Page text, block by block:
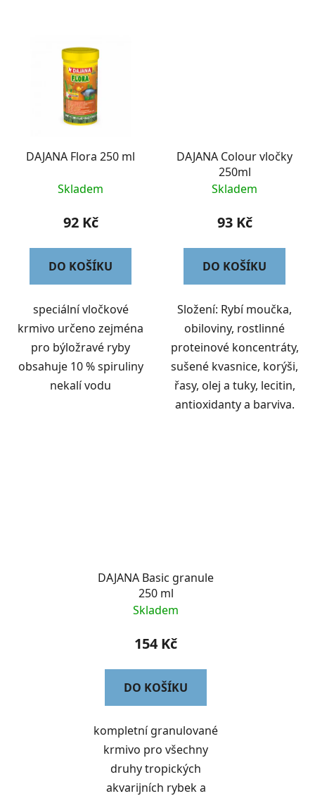
DAJANA Flora 250 ml
Skladem
92 Kč
DO KOŠÍKU
speciální vločkové
krmivo určeno zejména
pro býložravé ryby
obsahuje 10 % spiruliny
nekalí vodu
DAJANA Colour vločky
250ml
Skladem
93 Kč
DO KOŠÍKU
Složení: Rybí moučka,
obiloviny, rostlinné
proteinové koncentráty,
sušené kvasnice, korýši,
řasy, olej a tuky, lecitin,
antioxidanty a barviva.
DAJANA Basic granule
250 ml
Skladem
154 Kč
DO KOŠÍKU
kompletní granulované
krmivo pro všechny
druhy tropických
akvarijních rybek a